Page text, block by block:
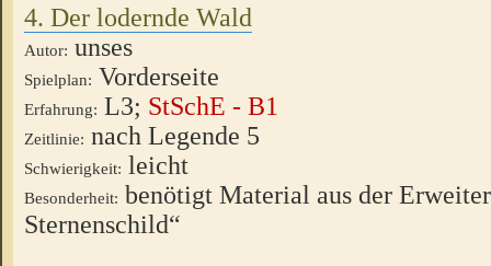
4. Der lodernde Wald
Autor: unses
Spielplan: Vorderseite
Erfahrung: L3; StSchE - B1
Zeitlinie: nach Legende 5
Schwierigkeit: leicht
Besonderheit: benötigt Material aus der
Sternenschild“